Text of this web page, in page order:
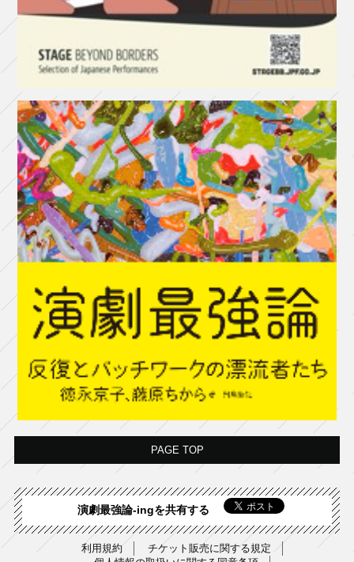
PAGE TOP
演劇最強論-ingを共有する
利用規約
チケット販売に関する規定